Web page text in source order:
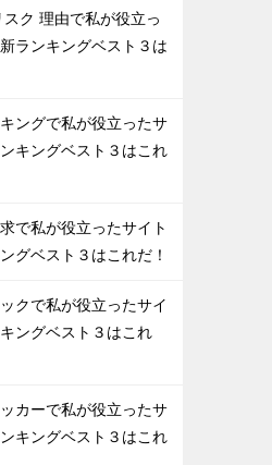
ク 理由で私が役立っ
ランキングベスト３は
ングで私が役立ったサ
キングベスト３はこれ
で私が役立ったサイト
グベスト３はこれだ！
クで私が役立ったサイ
ングベスト３はこれ
カーで私が役立ったサ
キングベスト３はこれ